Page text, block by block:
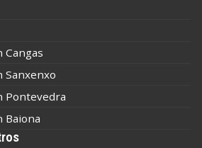
Cangas
Sanxenxo
Pontevedra
Baiona